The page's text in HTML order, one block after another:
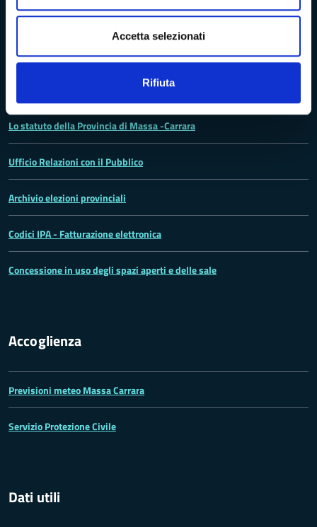
Accetta selezionati
Rifiuta
Turismo Massa-Cararara
Lo statuto della Provincia di Massa -Carrara
Ufficio Relazioni con il Pubblico
Archivio elezioni provinciali
Codici IPA - Fatturazione elettronica
Concessione in uso degli spazi aperti e delle sale
Accoglienza
Previsioni meteo Massa Carrara
Servizio Protezione Civile
Dati utili